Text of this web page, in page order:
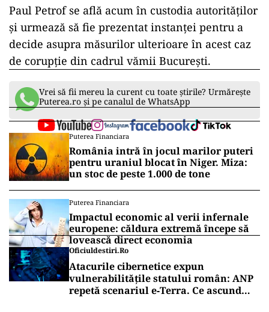
Paul Petrof se află acum în custodia autorităților
și urmează să fie prezentat instanței pentru a
decide asupra măsurilor ulterioare în acest caz
de corupție din cadrul vămii București.
Vrei să fii mereu la curent cu toate știrile? Urmărește
Puterea.ro și pe canalul de WhatsApp
Puterea Financiara
România intră în jocul marilor puteri
pentru uraniul blocat în Niger. Miza:
un stoc de peste 1.000 de tone
Puterea Financiara
Impactul economic al verii infernale
europene: căldura extremă începe să
lovească direct economia
Oficiuldestiri.ro
Atacurile cibernetice expun
vulnerabilitățile statului român: ANP
repetă scenariul e‑Terra. Ce ascund